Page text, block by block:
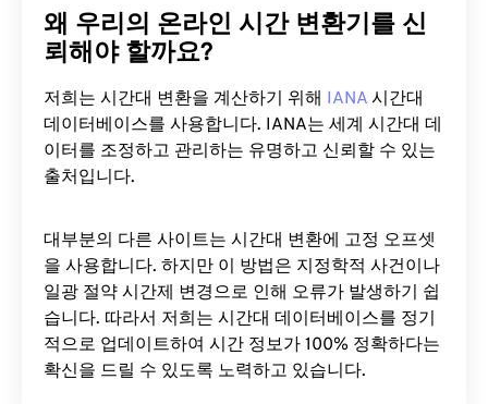
왜 우리의 온라인 시간 변환기를 신
뢰해야 할까요?
저희는 시간대 변환을 계산하기 위해 IANA 시간대
데이터베이스를 사용합니다. IANA는 세계 시간대 데
이터를 조정하고 관리하는 유명하고 신뢰할 수 있는
출처입니다.
대부분의 다른 사이트는 시간대 변환에 ​​고정 오프셋
을 사용합니다. 하지만 이 방법은 지정학적 사건이나
일광 절약 시간제 변경으로 인해 오류가 발생하기 쉽
습니다. 따라서 저희는 시간대 데이터베이스를 정기
적으로 업데이트하여 시간 정보가 100% 정확하다는
확신을 드릴 수 있도록 노력하고 있습니다.